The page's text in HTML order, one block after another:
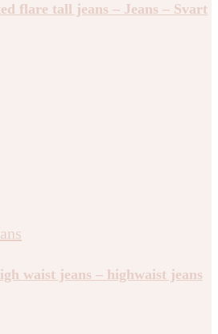
flare tall jeans – Jeans – Svart
waist jeans – highwaist jeans